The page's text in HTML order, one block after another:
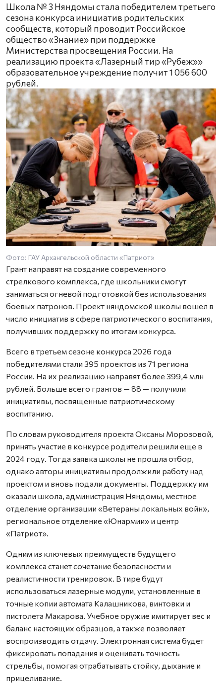
Школа № 3 Няндомы стала победителем третьего
сезона конкурса инициатив родительских
сообществ, который проводит Российское
общество «Знание» при поддержке
Министерства просвещения России. На
реализацию проекта «Лазерный тир «Рубеж»»
образовательное учреждение получит 1 056 600
рублей.
Фото: ГАУ Архангельской области «Патриот»
Грант направят на создание современного
стрелкового комплекса, где школьники смогут
заниматься огневой подготовкой без использования
боевых патронов. Проект няндомской школы вошел в
число инициатив в сфере патриотического воспитания,
получивших поддержку по итогам конкурса.
Всего в третьем сезоне конкурса 2026 года
победителями стали 395 проектов из 71 региона
России. На их реализацию направят более 399,4 млн
рублей. Больше всего грантов — 88 — получили
инициативы, посвященные патриотическому
воспитанию.
По словам руководителя проекта Оксаны Морозовой,
принять участие в конкурсе родители решили еще в
2024 году. Тогда заявка школы не прошла отбор,
однако авторы инициативы продолжили работу над
проектом и вновь подали документы. Поддержку им
оказали школа, администрация Няндомы, местное
отделение организации «Ветераны локальных войн»,
региональное отделение «Юнармии» и центр
«Патриот».
Одним из ключевых преимуществ будущего
комплекса станет сочетание безопасности и
реалистичности тренировок. В тире будут
использоваться лазерные модули, установленные в
точные копии автомата Калашникова, винтовки и
пистолета Макарова. Учебное оружие имитирует вес и
баланс настоящих образцов, а также позволяет
воспроизводить отдачу. Электронная система будет
фиксировать попадания и оценивать точность
стрельбы, помогая отрабатывать стойку, дыхание и
прицеливание.